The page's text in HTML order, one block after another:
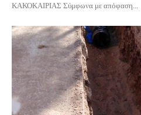
ΚΑΚΟΚΑΙΡΙΑΣ Σύμφωνα με απόφαση...